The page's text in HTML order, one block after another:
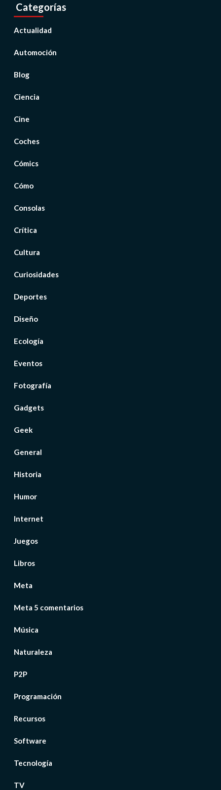
Categorías
Actualidad
Automoción
Blog
Ciencia
Cine
Coches
Cómics
Cómo
Consolas
Crítica
Cultura
Curiosidades
Deportes
Diseño
Ecología
Eventos
Fotografía
Gadgets
Geek
General
Historia
Humor
Internet
Juegos
Libros
Meta
Meta 5 comentarios
Música
Naturaleza
P2P
Programación
Recursos
Software
Tecnología
TV